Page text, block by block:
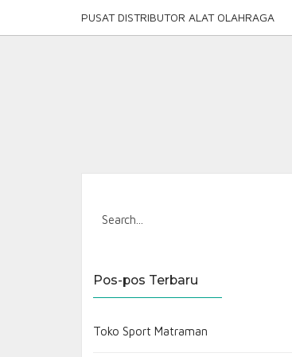
PUSAT DISTRIBUTOR ALAT OLAHRAGA
Pos-pos Terbaru
Toko Sport Matraman